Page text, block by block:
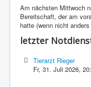
Am nächsten Mittwoch
Bereitschaft, der am
hatte (wenn nicht
letzter
Tierarzt Rieger
Fr, 31. Juli 2026,